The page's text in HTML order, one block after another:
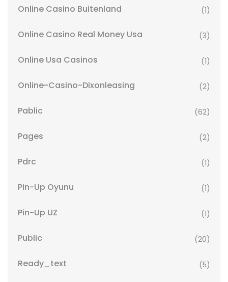
Online Casino Buitenland (1)
Online Casino Real Money Usa (3)
Online Usa Casinos (1)
Online-Casino-Dixonleasing (2)
Pablic (62)
Pages (2)
Pdrc (1)
Pin-Up Oyunu (1)
Pin-Up UZ (1)
Public (20)
Ready_text (5)